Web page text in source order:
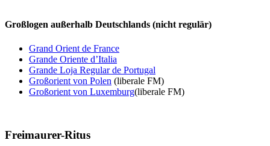
Großlogen außerhalb Deutschlands (nicht regulär)
Grand Orient de France
Grande Oriente d’Italia
Grande Loja Regular de Portugal
Großorient von Polen (liberale FM)
Großorient von Luxemburg(liberale FM)
Freimaurer-Ritus